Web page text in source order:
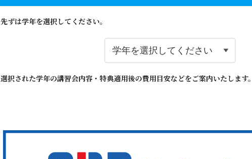
先ずは学年を選択してください。
選択された学年の講習会内容・特典適用後の費用目安などをご案内いたします。